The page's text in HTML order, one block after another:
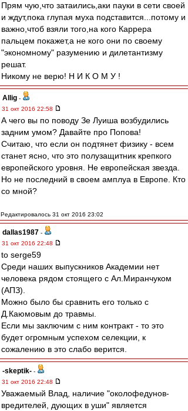
Прям чую,что затаились,аки пауки в сети своей
и ждут,пока глупая муха подставится...потому и
важно,чтоб взяли того,на кого Каррера
пальцем покажет,а не кого они по своему
"экономному" разумению и дилетантизму
решат.
Никому не верю! Н И К О М У !
Allig -
31 окт 2016 22:58
А чего вы по поводу Зе Луиша возбудились
задним умом? Давайте про Попова!
Считаю, что если он подтянет физику - всем
станет ясно, что это полузащитник крепкого
европейского уровня. Не европейская звезда.
Но не последний в своем амплуа в Европе. Кто
со мной?
Редактировалось 31 окт 2016 23:02
dallas1987 -
31 окт 2016 22:48
to serge59
Среди наших выпускников Академии нет
человека рядом стоящего с Ал.Миранчуком
(АПЗ).
Можно было бы сравнить его только с
Д.Каюмовым до травмы.
Если мы заключим с ним контракт - то это
будет огромным успехом селекции, к
сожалению в это слабо верится.
-skeptik- -
31 окт 2016 22:48
Уважаемый Влад, наличие "околофедунов-
вредителей, дующих в уши" является